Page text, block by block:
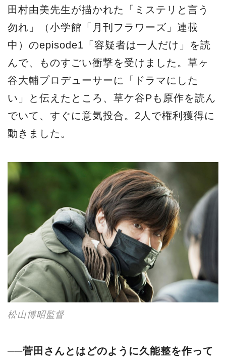
田村由美先生が描かれた「ミステリと言う
勿れ」（小学館「月刊フラワーズ」連載
中）のepisode1「容疑者は一人だけ」を読
んで、ものすごい衝撃を受けました。草ヶ
谷大輔プロデューサーに「ドラマにした
い」と伝えたところ、草ケ谷Pも原作を読ん
でいて、すぐに意気投合。2人で権利獲得に
動きました。
松山博昭監督
──菅田さんとはどのように久能整を作って